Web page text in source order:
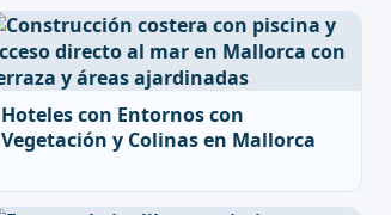
Hoteles con Entornos con
Vegetación y Colinas en Mallorca